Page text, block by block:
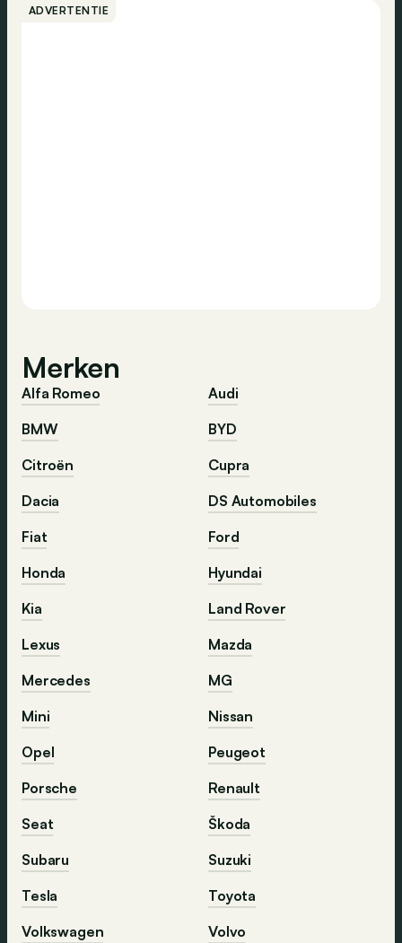
ADVERTENTIE
Merken
Alfa Romeo
Audi
BMW
BYD
Citroën
Cupra
Dacia
DS Automobiles
Fiat
Ford
Honda
Hyundai
Kia
Land Rover
Lexus
Mazda
Mercedes
MG
Mini
Nissan
Opel
Peugeot
Porsche
Renault
Seat
Škoda
Subaru
Suzuki
Tesla
Toyota
Volkswagen
Volvo